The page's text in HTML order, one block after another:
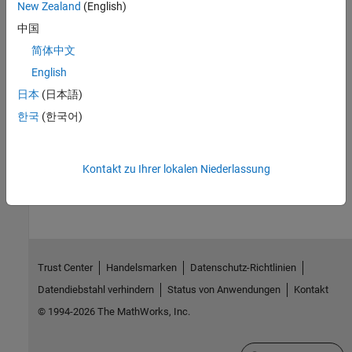
Cannot Connect to the EV3 Brick
Troubleshoot connecting the LEGO MINDSTORMS EV3 brick to
Verwandte Informationen
Abrufen und Verwalten von Add-Ons
New Zealand (English)
中国
简体中文
English
日本 (日本語)
한국 (한국어)
Kontakt zu Ihrer lokalen Niederlassung
Trust Center Handelsmarken
Datenschutz-Richtlinien
Datendiebstahl verhindern
Status von Anwendungen
Kontakt
© 1994-2026 The MathWorks, Inc.